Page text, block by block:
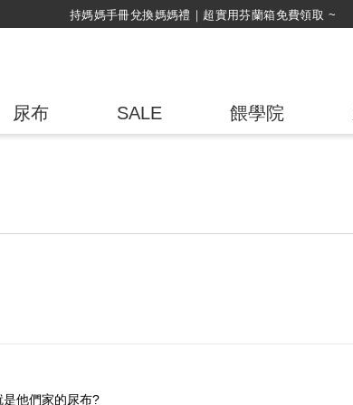
持媽媽手冊兌換媽媽禮｜超實用芬蘭箱免費領取 ~
尿布 SALE 餵學院
他們家的尿布?